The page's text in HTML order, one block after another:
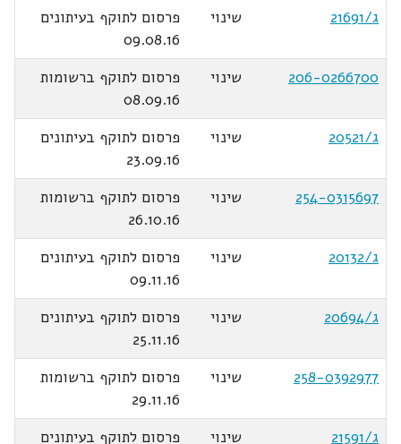
ג/21691
שינוי
פרסום לתוקף בעיתונים
09.08.16
206-0266700
שינוי
פרסום לתוקף ברשומות
08.09.16
ג/20521
שינוי
פרסום לתוקף בעיתונים
23.09.16
254-0315697
שינוי
פרסום לתוקף ברשומות
26.10.16
ג/20132
שינוי
פרסום לתוקף בעיתונים
09.11.16
ג/20694
שינוי
פרסום לתוקף בעיתונים
25.11.16
258-0392977
שינוי
פרסום לתוקף ברשומות
29.11.16
ג/21591
שינוי פרסום לתוקף בעיתונים